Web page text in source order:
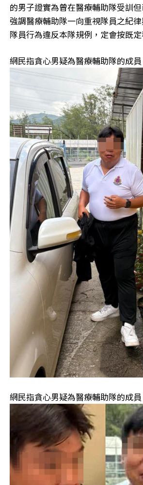
的男子證實為曾在醫療輔助隊受訓但
強調醫療輔助隊一向重視隊員之紀
隊員行為違反本隊規例，定會按既
網民指貪心男疑為醫療輔助隊的成員
網民指貪心男疑為醫療輔助隊的成員